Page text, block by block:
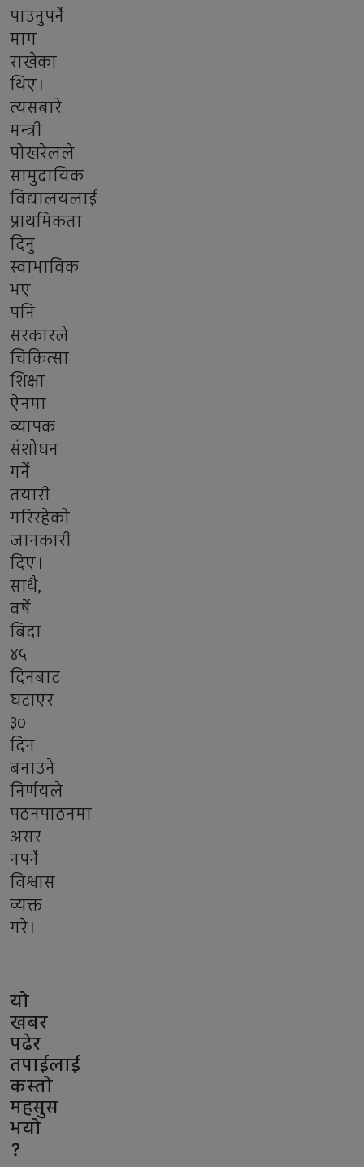
पाउनुपर्ने
माग
राखेका
थिए।
त्यसबारे
मन्त्री
पोखरेलले
सामुदायिक
विद्यालयलाई
प्राथमिकता
दिनु
स्वाभाविक
भए
पनि
सरकारले
चिकित्सा
शिक्षा
ऐनमा
व्यापक
संशोधन
गर्ने
तयारी
गरिरहेको
जानकारी
दिए।
साथै,
वर्षे
बिदा
४५
दिनबाट
घटाएर
३०
दिन
बनाउने
निर्णयले
पठनपाठनमा
असर
नपर्ने
विश्वास
व्यक्त
गरे।
यो
खबर
पढेर
तपाईलाई
कस्तो
महसुस
भयो
?